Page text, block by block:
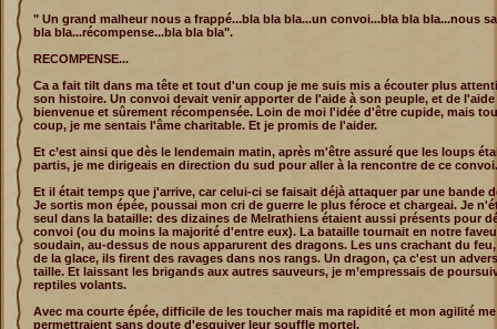
" Un grand malheur nous a frappé...bla bla bla...un convoi...bla bla bla...nous
bla bla...récompense...bla bla bla".
RECOMPENSE...
Ca a fait tilt dans ma tête et tout d'un coup je me suis mis a écouter plus
son histoire. Un convoi devait venir apporter de l'aide à son peuple, et de l'aide
bienvenue et sûrement récompensée. Loin de moi l'idée d'être cupide, mais
coup, je me sentais l'âme charitable. Et je promis de l'aider.
Et c’est ainsi que dès le lendemain matin, après m'être assuré que les loups
partis, je me dirigeais en direction du sud pour aller à la rencontre de ce convoi.
Et il était temps que j'arrive, car celui-ci se faisait déjà attaquer par une bande
Je sortis mon épée, poussai mon cri de guerre le plus féroce et chargeai. Je
seul dans la bataille: des dizaines de Melrathiens étaient aussi présents pour
convoi (ou du moins la majorité d'entre eux). La bataille tournait en notre
soudain, au-dessus de nous apparurent des dragons. Les uns crachant du
de la glace, ils firent des ravages dans nos rangs. Un dragon, ça c'est un
taille. Et laissant les brigands aux autres sauveurs, je m’empressais de
reptiles volants.
Avec ma courte épée, difficile de les toucher mais ma rapidité et mon agilité me
permettraient sans doute d'esquiver leur souffle mortel.